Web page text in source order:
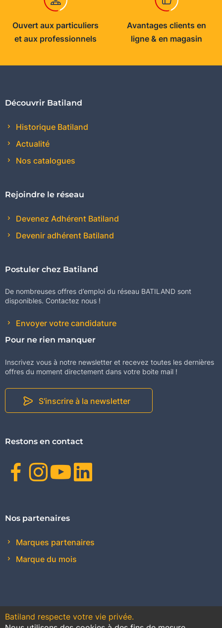
Ouvert aux particuliers
et aux professionnels
Avantages clients en
ligne & en magasin
Découvrir Batiland
Historique Batiland
Actualité
Nos catalogues
Rejoindre le réseau
Devenez Adhérent Batiland
Devenir adhérent Batiland
Postuler chez Batiland
De nombreuses offres d’emploi du réseau BATILAND sont
disponibles. Contactez nous !
Envoyer votre candidature
Pour ne rien manquer
Inscrivez vous à notre newsletter et recevez toutes les dernières
offres du moment directement dans votre boite mail !
S'inscrire à la newsletter
Restons en contact
Facebook
Instagram
Youtube
Nos partenaires
Marques partenaires
Marque du mois
Batiland respecte votre vie privée.